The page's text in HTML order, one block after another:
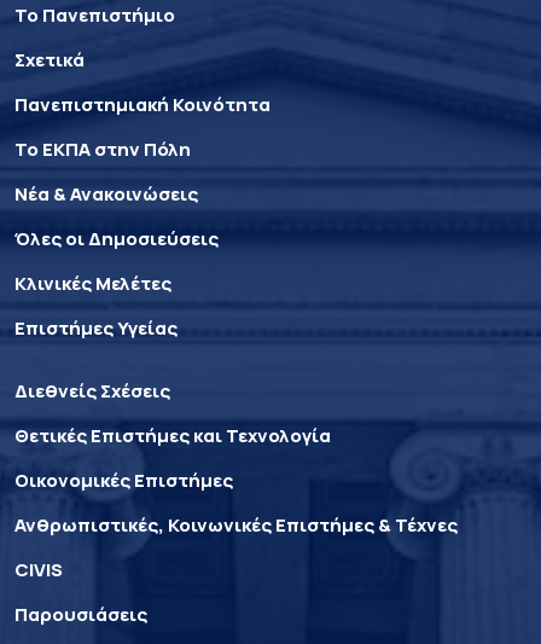
Το Πανεπιστήμιο
Σχετικά
Πανεπιστημιακή Κοινότητα
Το ΕΚΠΑ στην Πόλη
Νέα & Ανακοινώσεις
Όλες οι Δημοσιεύσεις
Κλινικές Μελέτες
Επιστήμες Υγείας
Διεθνείς Σχέσεις
Θετικές Επιστήμες και Τεχνολογία
Οικονομικές Επιστήμες
Ανθρωπιστικές, Κοινωνικές Επιστήμες & Τέχνες
CIVIS
Παρουσιάσεις